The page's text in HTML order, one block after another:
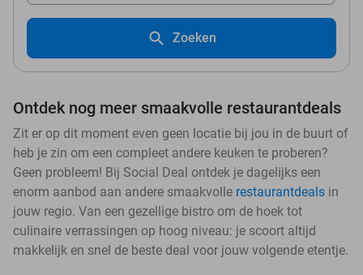
Zoeken
Ontdek nog meer smaakvolle restaurantdeals
Zit er op dit moment even geen locatie bij jou in de buurt of
heb je zin om een compleet andere keuken te proberen?
Geen probleem! Bij Social Deal ontdek je dagelijks een
enorm aanbod aan andere smaakvolle restaurantdeals in
jouw regio. Van een gezellige bistro om de hoek tot
culinaire verrassingen op hoog niveau: je scoort altijd
makkelijk en snel de beste deal voor jouw volgende etentje.